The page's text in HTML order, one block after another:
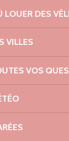
LOUER DES
VILLES
VOS